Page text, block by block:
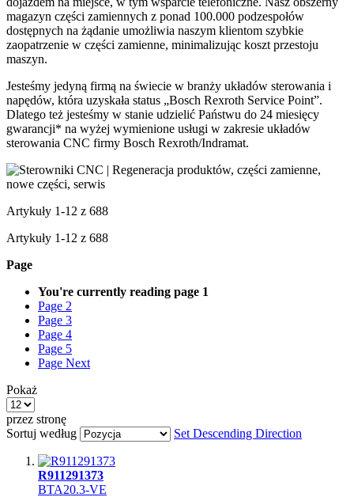
magazyn części zamiennych z ponad 100.000 podzespołów
dostępnych na żądanie umożliwia naszym klientom szybkie
zaopatrzenie w części zamienne, minimalizując koszt przestoju
maszyn.
Jesteśmy jedyną firmą na świecie w branży układów sterowania i
napędów, która uzyskała status „Bosch Rexroth Service Point”.
Dlatego też jesteśmy w stanie udzielić Państwu do 24 miesięcy
gwarancji* na wyżej wymienione usługi w zakresie układów
sterowania CNC firmy Bosch Rexroth/Indramat.
Artykuły 1-12 z 688
Artykuły 1-12 z 688
Page
You're currently reading page 1
Page 2
Page 3
Page 4
Page 5
Page Next
Pokaż
przez stronę
Sortuj według
Set Descending Direction
R911291373
BTA20.3-VE